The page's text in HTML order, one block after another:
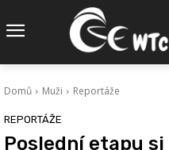
Domů Muži Reportáže
REPORTÁŽE
Poslední etapu